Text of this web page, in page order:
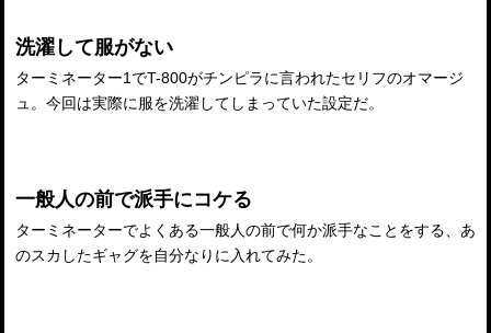
洗濯して服がない
ターミネーター1でT-800がチンピラに言われたセリフのオマージ
ュ。今回は実際に服を洗濯してしまっていた設定だ。
一般人の前で派手にコケる
ターミネーターでよくある一般人の前で何か派手なことをする、あ
のスカしたギャグを自分なりに入れてみた。